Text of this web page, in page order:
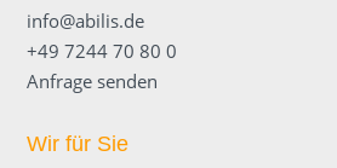
info@abilis.de
+49 7244 70 80 0
Anfrage senden
Wir für Sie